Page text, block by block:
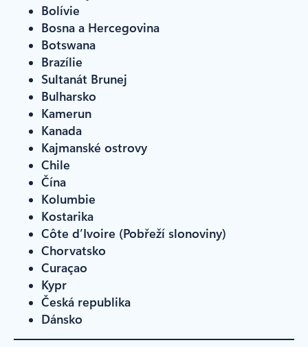
Bolívie
Bosna a Hercegovina
Botswana
Brazílie
Sultanát Brunej
Bulharsko
Kamerun
Kanada
Kajmanské ostrovy
Chile
Čína
Kolumbie
Kostarika
Côte d’Ivoire (Pobřeží slonoviny)
Chorvatsko
Curaçao
Kypr
Česká republika
Dánsko